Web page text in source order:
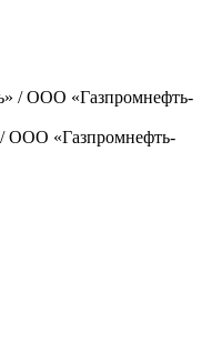
ООО «Газпромнефть-